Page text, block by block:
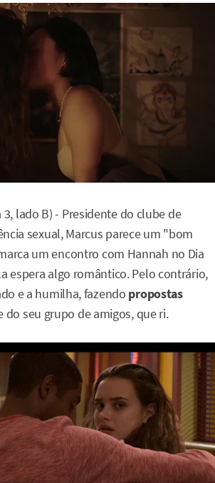
lado B) - Presidente do clube de
sexual, Marcus parece um "bom
um encontro com Hannah no Dia
espera algo romântico. Pelo contrário,
e a humilha, fazendo propostas
do seu grupo de amigos, que ri.